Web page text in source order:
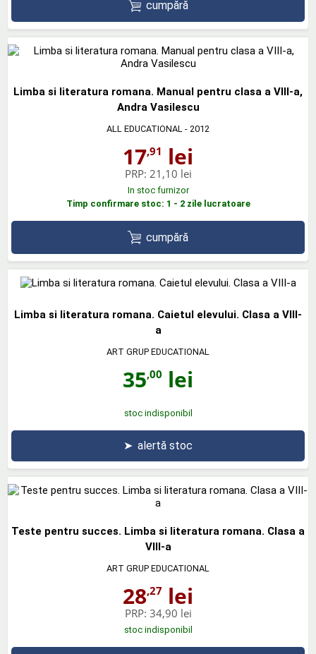
cumpără
Limba si literatura romana. Manual pentru clasa a VIII-a,
Andra Vasilescu
ALL EDUCATIONAL - 2012
17,91 lei
PRP: 21,10 lei
In stoc furnizor
Timp confirmare stoc: 1 - 2 zile lucratoare
cumpără
Limba si literatura romana. Caietul elevului. Clasa a VIII-
a
ART GRUP EDUCATIONAL
35,00 lei
stoc indisponibil
➤ alertă stoc
Teste pentru succes. Limba si literatura romana. Clasa a
VIII-a
ART GRUP EDUCATIONAL
28,27 lei
PRP: 34,90 lei
stoc indisponibil